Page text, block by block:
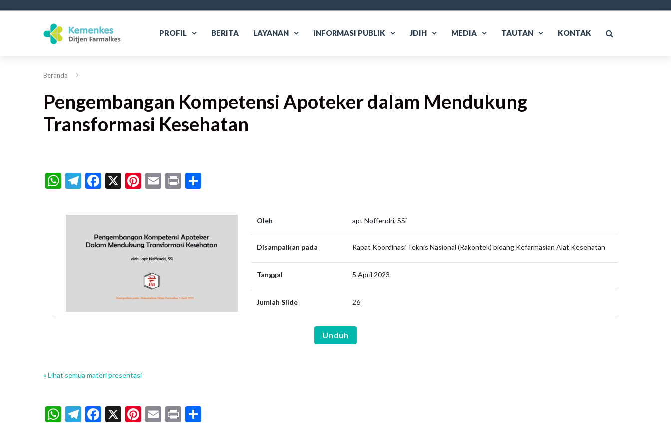
PROFIL BERITA LAYANAN INFORMASI PUBLIK JDIH MEDIA TAUTAN KONTAK
Beranda
Pengembangan Kompetensi Apoteker dalam Mendukung
Transformasi Kesehatan
WhatsApp
Telegram
Facebook
X Pinterest
Email
Print
Oleh apt Noffendri, SSi
Disampaikan pada Rapat Koordinasi Teknis Nasional (Rakontek) bidang Kefarmasian Alat Kesehatan
Tanggal 5 April 2023
Jumlah Slide 26
Unduh
« Lihat semua materi presentasi
WhatsApp
Telegram
Facebook
X Pinterest
Email
Print